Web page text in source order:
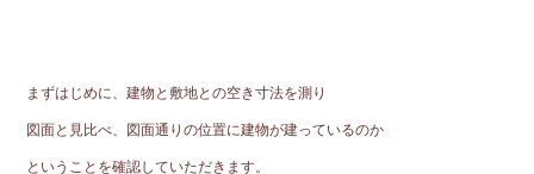
まずはじめに、建物と敷地との空き寸法を測り
図面と見比べ、図面通りの位置に建物が建っているのか
ということを確認していただきます。